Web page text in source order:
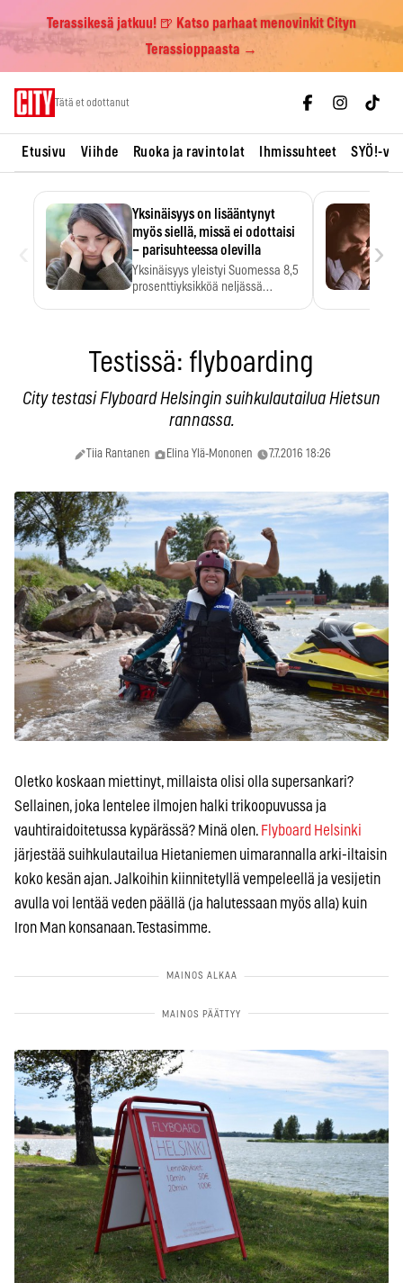
Terassikesä jatkuu! 🍺 Katso parhaat menovinkit Cityn
Terassioppaasta →
Tätä et odottanut
Etusivu Viihde Ruoka ja ravintolat Ihmissuhteet SYÖ!-
Yksinäisyys on lisääntynyt
myös siellä, missä ei odottaisi
– parisuhteessa olevilla
Yksinäisyys yleistyi Suomessa 8,5
prosenttiyksikköä neljässä
›
Testissä: flyboarding
City testasi Flyboard Helsingin suihkulautailua Hietsun
rannassa.
Tiia Rantanen Elina Ylä-Mononen 7.7.2016 18:26
Oletko koskaan miettinyt, millaista olisi olla supersankari?
Sellainen, joka lentelee ilmojen halki trikoopuvussa ja
vauhtiraidoitetussa kypärässä? Minä olen. Flyboard Helsinki
järjestää suihkulautailua Hietaniemen uimarannalla arki-iltaisin
koko kesän ajan. Jalkoihin kiinnitetyllä vempeleellä ja vesijetin
avulla voi lentää veden päällä (ja halutessaan myös alla) kuin
Iron Man konsanaan. Testasimme.